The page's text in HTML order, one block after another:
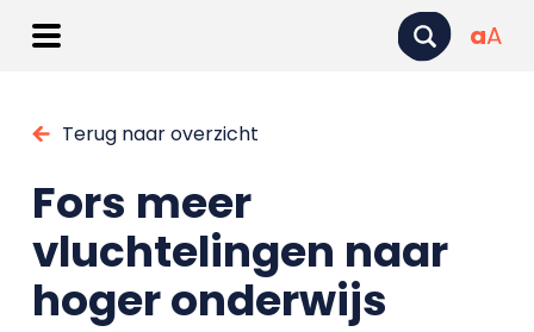
aA
Terug naar overzicht
Fors meer
vluchtelingen naar
hoger onderwijs